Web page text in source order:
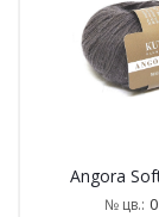
Angora
№ цв.: